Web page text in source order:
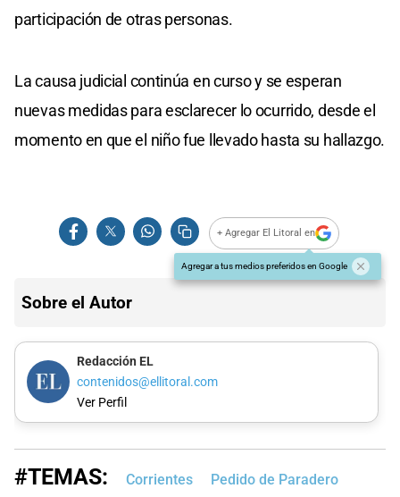
participación de otras personas.
La causa judicial continúa en curso y se esperan
nuevas medidas para esclarecer lo ocurrido, desde el
momento en que el niño fue llevado hasta su hallazgo.
+ Agregar El Litoral en
Agregar a tus medios preferidos en Google
Sobre el Autor
Redacción EL
contenidos@ellitoral.com
Ver Perfil
#TEMAS: Corrientes Pedido de Paradero